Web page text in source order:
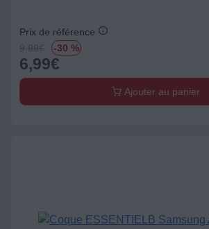
Prix de référence
9.99€ -30 %
6,99€
Ajouter au panier